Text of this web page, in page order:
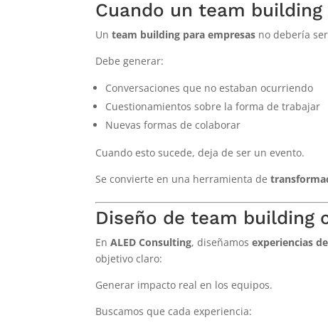
Cuando un team
Unteam building para empresas no debería
Debe generar:
Conversaciones que no estaban ocurriendo
Cuestionamientos sobre la forma de trabajar
Nuevas formas de colaborar
Cuando esto sucede, deja de ser un evento.
Se convierte en una herramienta de
Diseño de team building
EnALED Consulting, diseñamosexperiencias
objetivo claro:
Generar impacto real en los equipos.
Buscamos que cada experiencia: